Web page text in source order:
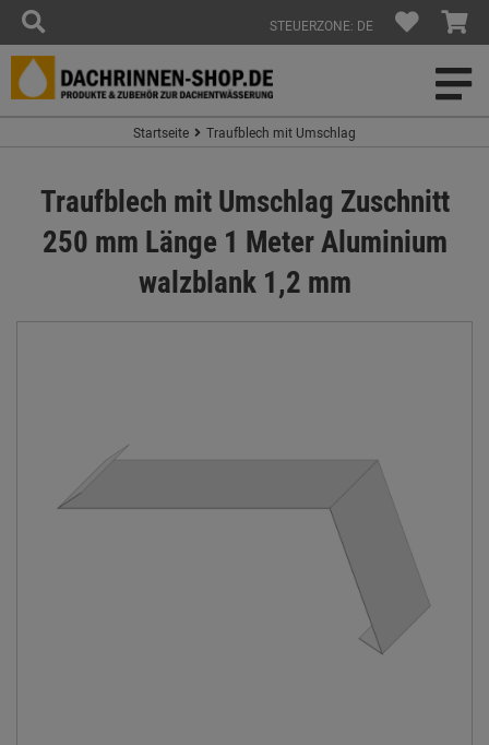
STEUERZONE: DE
Startseite Traufblech mit Umschlag
Traufblech mit Umschlag Zuschnitt
250 mm Länge 1 Meter Aluminium
walzblank 1,2 mm